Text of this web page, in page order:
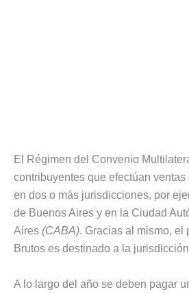
El Régimen del Convenio
contribuyentes que efectúan
en dos o más jurisdicciones, por
de Buenos Aires y en la Ciudad
Aires (CABA). Gracias al mismo, el
Brutos es destinado a la
A lo largo del año se deben pagar